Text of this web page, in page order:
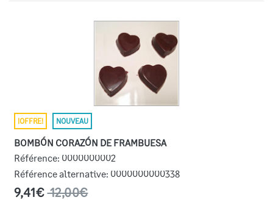
¡OFFRE! NOUVEAU
BOMBÓN CORAZÓN DE FRAMBUESA
Référence: 0000000002
Référence alternative: 0000000000338
9,41€12,00€